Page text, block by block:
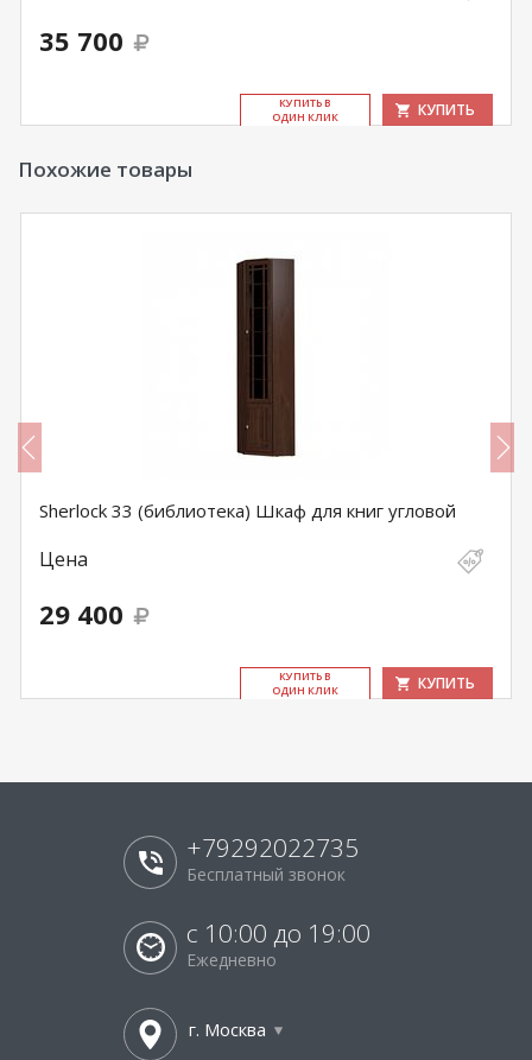
35 700
КУ­ПИТЬ В
ОДИН КЛИК
КУПИТЬ
Похожие товары
Sherlock 33 (библиотека) Шкаф для книг угловой
Цена
29 400
КУ­ПИТЬ В
ОДИН КЛИК
КУПИТЬ
+79292022735
Бесплатный звонок
с 10:00 до 19:00
Ежедневно
г. Москва